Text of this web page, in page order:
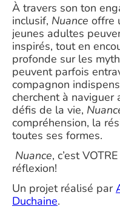
À travers son ton
inclusif, Nuance offre
jeunes adultes
inspirés, tout en
profonde sur les
peuvent parfois
compagnon
cherchent à naviguer
défis de la vie,
compréhension, la
toutes ses formes.
Nuance, c’est
réflexion!
Un projet réalisé par
Duchaine.